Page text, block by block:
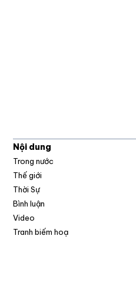
Nội dung
Trong nước
Thế giới
Thời Sự
Bình luận
Video
Tranh biếm hoạ